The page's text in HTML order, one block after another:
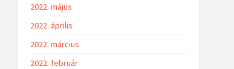
2022. május
2022. április
2022. március
2022. február